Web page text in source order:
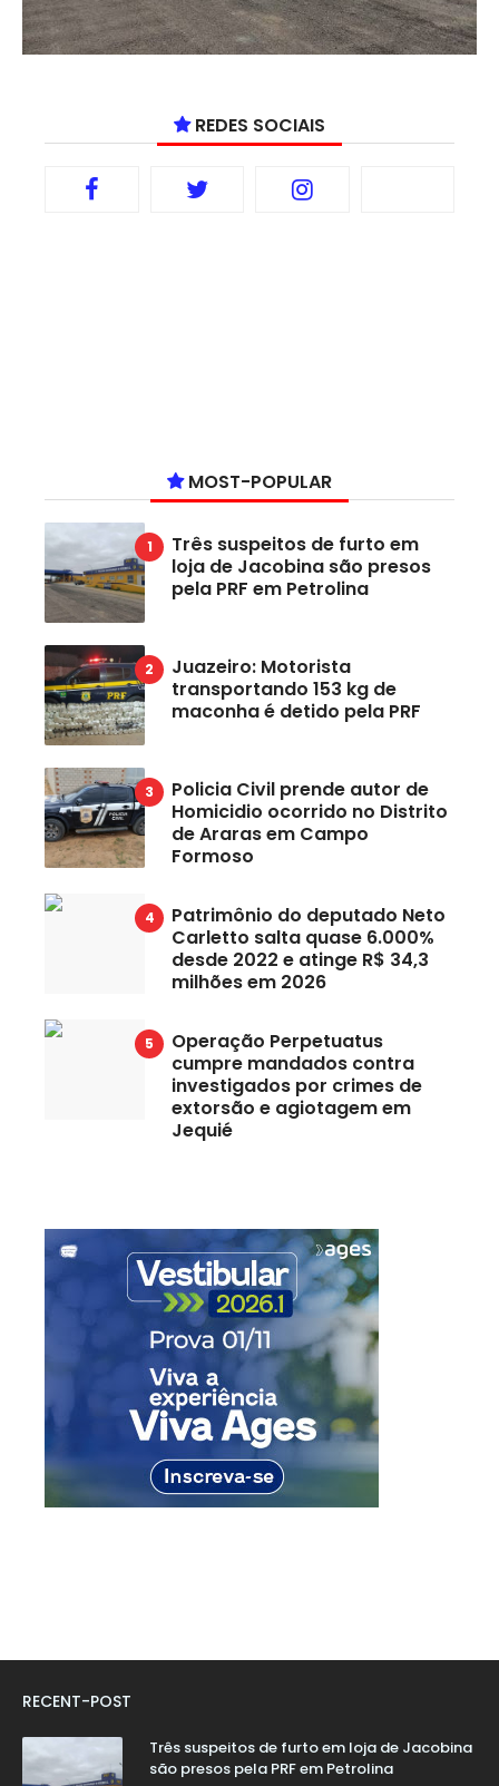
REDES SOCIAIS
MOST-POPULAR
Três suspeitos de furto em
loja de Jacobina são presos
pela PRF em Petrolina
Juazeiro: Motorista
transportando 153 kg de
maconha é detido pela PRF
Policia Civil prende autor de
Homicidio ocorrido no Distrito
de Araras em Campo
Formoso
Patrimônio do deputado Neto
Carletto salta quase 6.000%
desde 2022 e atinge R$ 34,3
milhões em 2026
Operação Perpetuatus
cumpre mandados contra
investigados por crimes de
extorsão e agiotagem em
Jequié
RECENT-POST
Três suspeitos de furto em loja de Jacobina
são presos pela PRF em Petrolina